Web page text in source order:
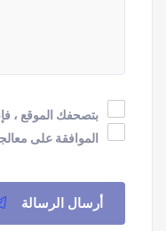
بتصحفك الموقع ،
الموافقة على
أرسال الرسالة